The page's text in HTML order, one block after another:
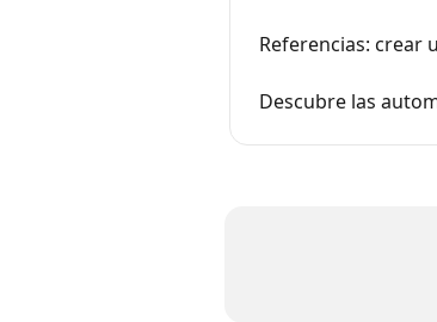
Referencias: crear
Descubre las